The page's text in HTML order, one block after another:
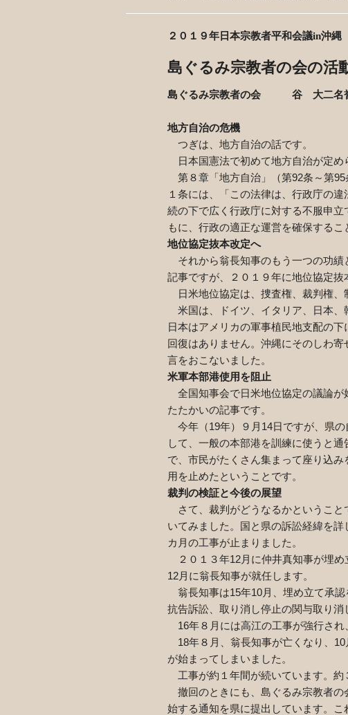
２０１９年日本宗教者平和会議in沖縄
島ぐるみ宗教者の会の活
島ぐるみ宗教者の会 谷 大二名
地方自治の危機
つぎは、地方自治の話です。
日本国憲法で初めて地方自治が定め
第８章「地方自治」（第92条～第95
１条には、「この法律は、行政庁の
続の下で広く行政庁に対する不服申
もに、行政の適正な運営を確保するこ
地位協定抜本改定へ
それから翁長知事のもう一つの功績
記事ですが、２０１９年に地位協定抜
日米地位協定は、捜査権、裁判権、
米国は、ドイツ、イタリア、日本、
日本はアメリカの軍事植民地支配の
回復はありません。沖縄にそのしわ
言をおこないました。
米軍本部港使用を阻止
全国知事会で日米地位協定の議論が
たたかいの記事です。
今年（19年）９月 14日ですが、県
して、一般の本部港を訓練に使うと
で、市民がたくさん集まって座り込
用を止めたということです。
裁判の検証と今後の展望
さて、裁判がどうなるかということ
いてみました。国と県の訴訟経緯を
カ月の工事が止まりました。
２０１３年12月に仲井真知事が埋
12月に翁長知事が就任します。
翁長知事は15年10月、埋め立て承
抗告訴訟、取り消し停止の関与取り消
16年８月には高江の工事が強行され
18年８月、翁長知事が亡くなり、 10
が始まってしまいました。
工事が約１年間が続いています。約
撤回のときにも、島ぐるみ宗教者の
始する通知を県に提出しています。